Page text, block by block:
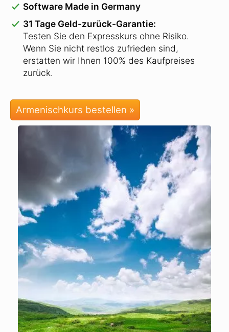
Software Made in Germany
31 Tage Geld-zurück-Garantie:
Testen Sie den Expresskurs ohne Risiko.
Wenn Sie nicht restlos zufrieden sind,
erstatten wir Ihnen 100% des Kaufpreises
zurück.
Armenischkurs bestellen »